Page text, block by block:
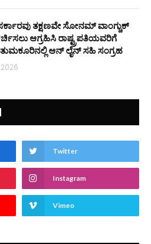
ತಕ್ಷಣವೇ ಸೋನಮ್ ವಾಂಗ್ಚುಕ್
ಆಗ್ರಹಿಸಿ ರಾಷ್ಟ್ರಪತಿಯವರಿಗೆ
ಆನ್‌ ಲೈನ್ ಸಹಿ ಸಂಗ್ರಹ
Twitter
Instagram
Vimeo